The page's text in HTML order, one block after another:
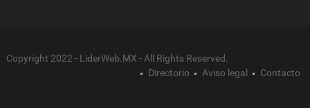
Copyright 2022 - LiderWeb.MX - All Rights Reserved.
Directorio
Aviso legal Contacto